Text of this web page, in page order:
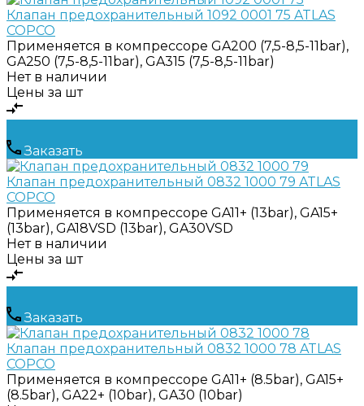
Клапан предохранительный 1092 0001 75 ATLAS
COPCO
Применяется в компрессоре GA200 (7,5-8,5-11bar),
GA250 (7,5-8,5-11bar), GA315 (7,5-8,5-11bar)
Нет в наличии
Цены за шт
Заказать
Клапан предохранительный 0832 1000 79 ATLAS
COPCO
Применяется в компрессоре GA11+ (13bar), GA15+
(13bar), GA18VSD (13bar), GA30VSD
Нет в наличии
Цены за шт
Заказать
Клапан предохранительный 0832 1000 78 ATLAS
COPCO
Применяется в компрессоре GA11+ (8.5bar), GA15+
(8.5bar), GA22+ (10bar), GA30 (10bar)